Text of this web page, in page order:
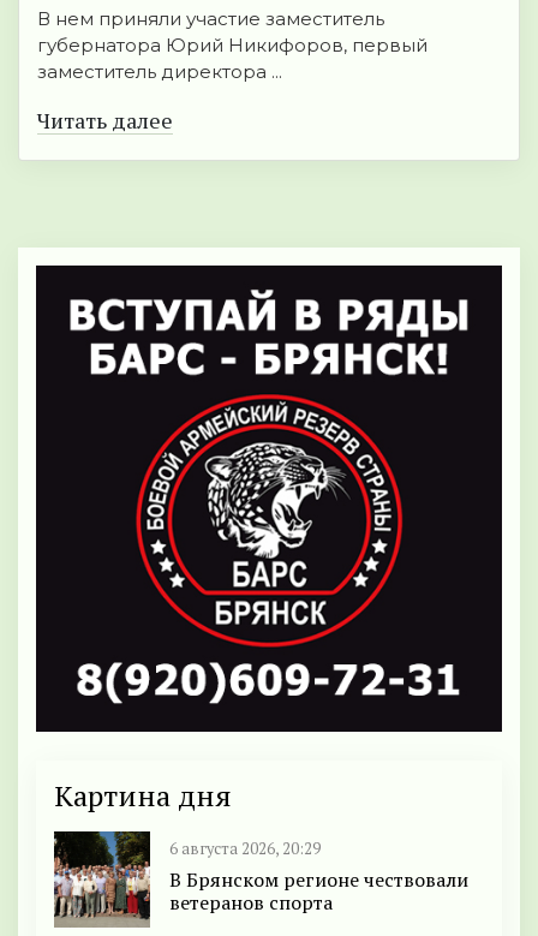
В нем приняли участие заместитель
губернатора Юрий Никифоров, первый
заместитель директора ...
Читать далее
Картина дня
6 августа 2026, 20:29
В Брянском регионе чествовали
ветеранов спорта